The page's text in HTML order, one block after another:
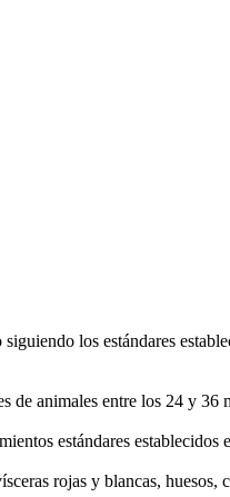
los estándares
animales entre los 24 y 36
estándares establecidos
rojas y blancas, huesos,